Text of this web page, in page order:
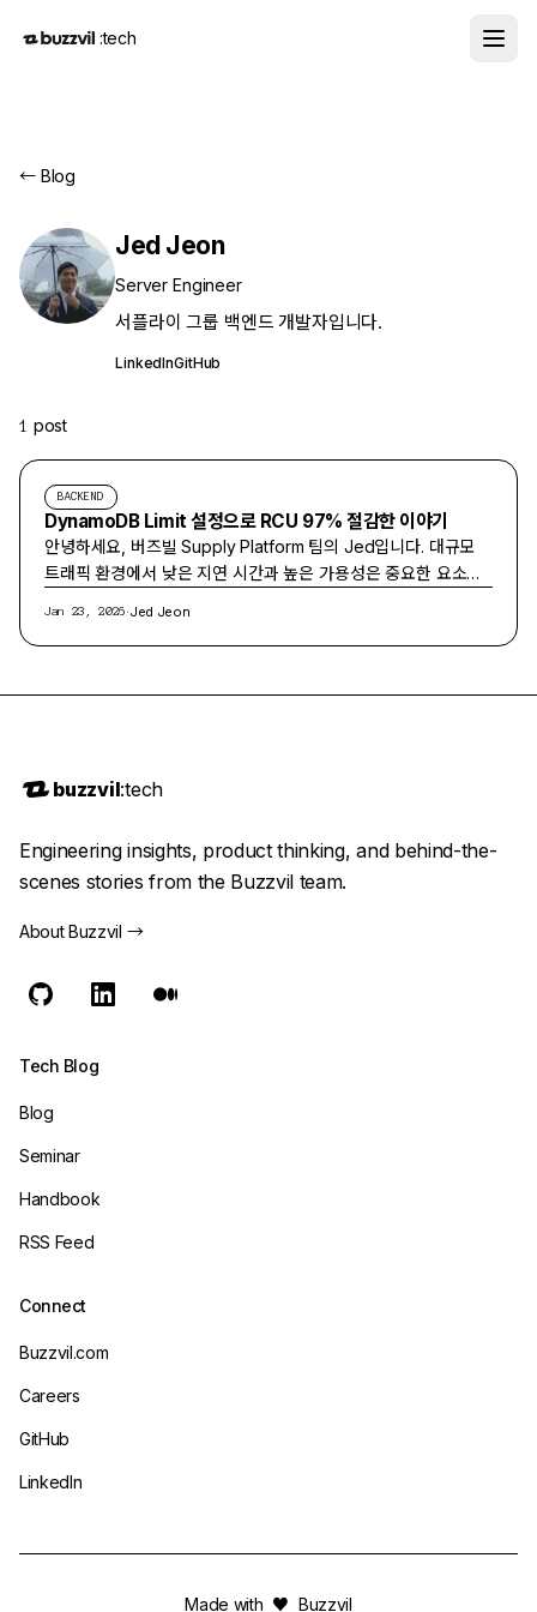
:tech
← Blog
Jed Jeon
Server Engineer
서플라이 그룹 백엔드 개발자입니다.
LinkedInGitHub
1 post
BACKEND
DynamoDB Limit 설정으로 RCU 97% 절감한 이야기
안녕하세요, 버즈빌 Supply Platform 팀의 Jed입니다. 대규모
트래픽 환경에서 낮은 지연 시간과 높은 가용성은 중요한 요소입
Jan 23, 2026·Jed Jeon
buzzvil:tech
Engineering insights, product thinking, and behind-the-
scenes stories from the Buzzvil team.
About Buzzvil →
Tech Blog
Blog
Seminar
Handbook
RSS Feed
Connect
Buzzvil.com
Careers
GitHub
LinkedIn
Made with ♥ Buzzvil